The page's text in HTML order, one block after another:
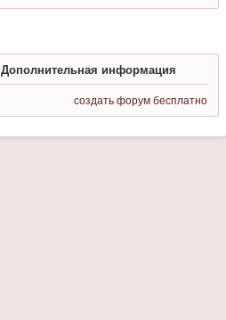
Дополнительная информация
создать форум бесплатно